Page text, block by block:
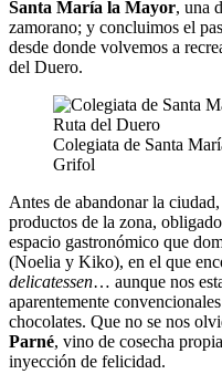
Santa María la Mayor, una
zamorano; y concluimos el
desde donde volvemos a
del Duero.
Colegiata de Santa
Grifol
Antes de abandonar la
productos de la zona,
espacio gastronómico que
(Noelia y Kiko), en el que
delicatessen… aunque nos
aparentemente
chocolates. Que no se nos
Parné, vino de cosecha
inyección de felicidad.